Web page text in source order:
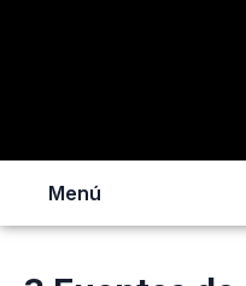
Menú